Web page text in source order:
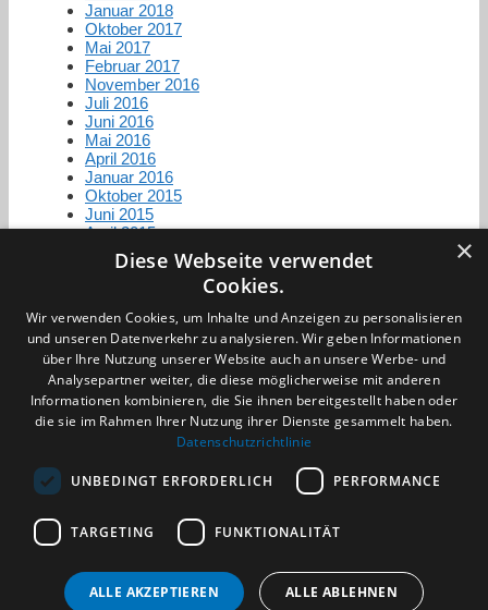
Januar 2018
Oktober 2017
Mai 2017
Februar 2017
November 2016
Juli 2016
Juni 2016
Mai 2016
April 2016
Januar 2016
Oktober 2015
Juni 2015
April 2015
Zertifizierung / Mitgliedschaften
Datenschutzerklärung
Benachrichtigungsservice
Kontakt und Anfahrt
×
Diese Webseite verwendet
Cookies.
Wir verwenden Cookies, um Inhalte und Anzeigen zu personalisieren
und unseren Datenverkehr zu analysieren. Wir geben Informationen
über Ihre Nutzung unserer Website auch an unsere Werbe- und
Analysepartner weiter, die diese möglicherweise mit anderen
Informationen kombinieren, die Sie ihnen bereitgestellt haben oder
die sie im Rahmen Ihrer Nutzung ihrer Dienste gesammelt haben.
Datenschutzrichtlinie
UNBEDINGT ERFORDERLICH PERFORMANCE
TARGETING FUNKTIONALITÄT
ALLE AKZEPTIEREN ALLE ABLEHNEN